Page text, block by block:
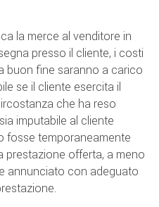
la merce al venditore in
presso il cliente, i costi
buon fine saranno a carico
se il cliente esercita il
che ha reso
imputabile al cliente
fosse temporaneamente
prestazione offerta, a meno
annunciato con adeguato